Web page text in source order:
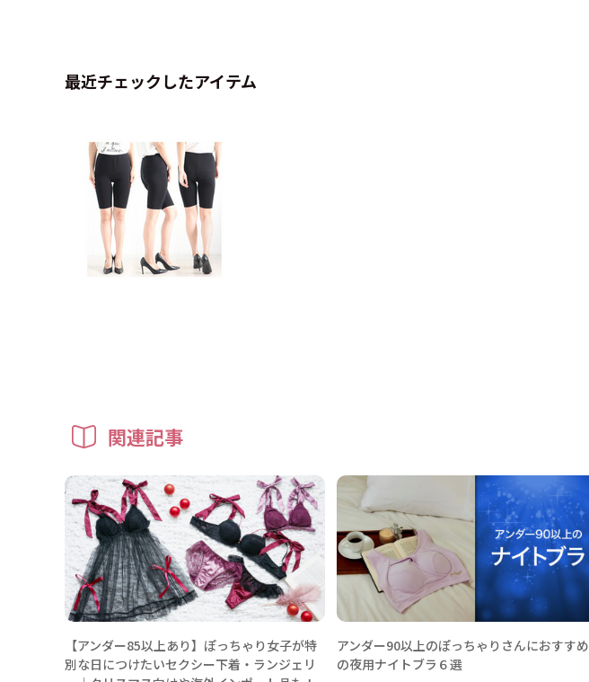
最近チェックしたアイテム
関連記事
【アンダー85以上あり】ぽっちゃり女子が特
別な日につけたいセクシー下着・ランジェリ
アンダー90以上のぽっちゃりさんにおすすめ
の夜用ナイトブラ６選